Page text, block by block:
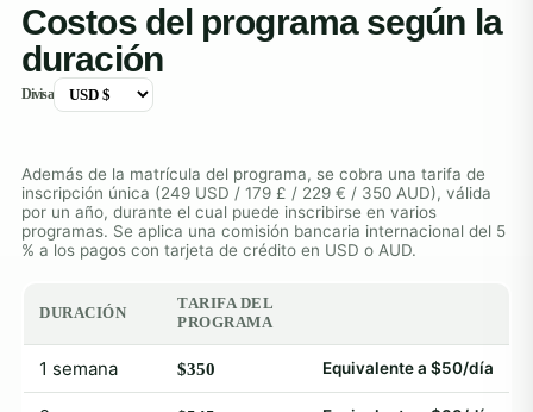
Costos del programa según la
duración
Divisa
Además de la matrícula del programa, se cobra una tarifa de
inscripción única (249 USD / 179 £ / 229 € / 350 AUD), válida
por un año, durante el cual puede inscribirse en varios
programas. Se aplica una comisión bancaria internacional del 5
% a los pagos con tarjeta de crédito en USD o AUD.
DURACIÓN
TARIFA DEL
PROGRAMA
1 semana $350 Equivalente a $50/día